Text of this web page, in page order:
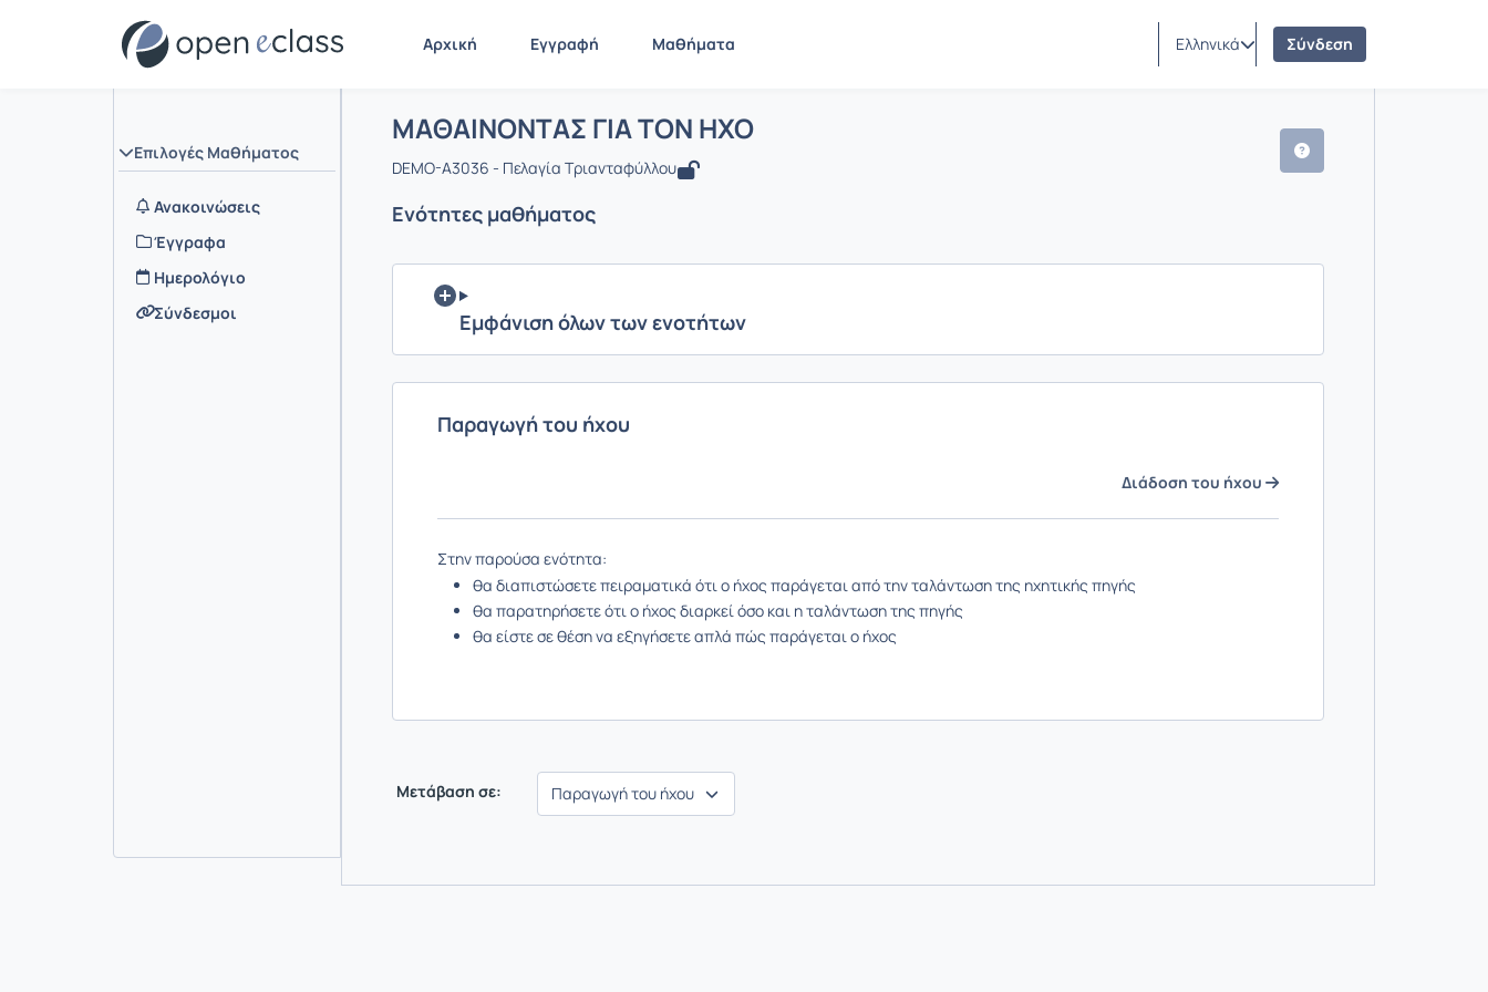
Αρχική Εγγραφή Μαθήματα Ελληνικά Σύνδεση
Επιλογές Μαθήματος
Ανακοινώσεις
Έγγραφα
Ημερολόγιο
Σύνδεσμοι
Μάθημα : ΜΑΘΑΙΝΟΝΤΑΣ ΓΙΑ ΤΟΝ ΗΧΟ
ΜΑΘΑΙΝΟΝΤΑΣ ΓΙΑ ΤΟΝ ΗΧΟ
DEMO-A3036 - Πελαγία Τριανταφύλλου
Ενότητες μαθήματος
Εμφάνιση όλων των ενοτήτων
Παραγωγή του ήχου
Διάδοση του ήχου
Στην παρούσα ενότητα:
θα διαπιστώσετε πειραματικά ότι ο ήχος παράγεται από την ταλάντωση της ηχητικής πηγής
θα παρατηρήσετε ότι ο ήχος διαρκεί όσο και η ταλάντωση της πηγής
θα είστε σε θέση να εξηγήσετε απλά πώς παράγεται ο ήχος
Μετάβαση σε: